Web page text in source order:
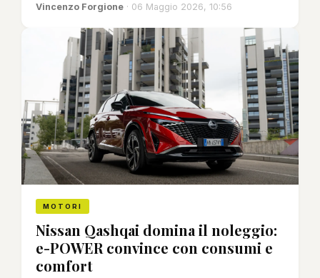
Vincenzo Forgione · 06 Maggio 2026, 10:56
MOTORI
Nissan Qashqai domina il noleggio:
e-POWER convince con consumi e
comfort